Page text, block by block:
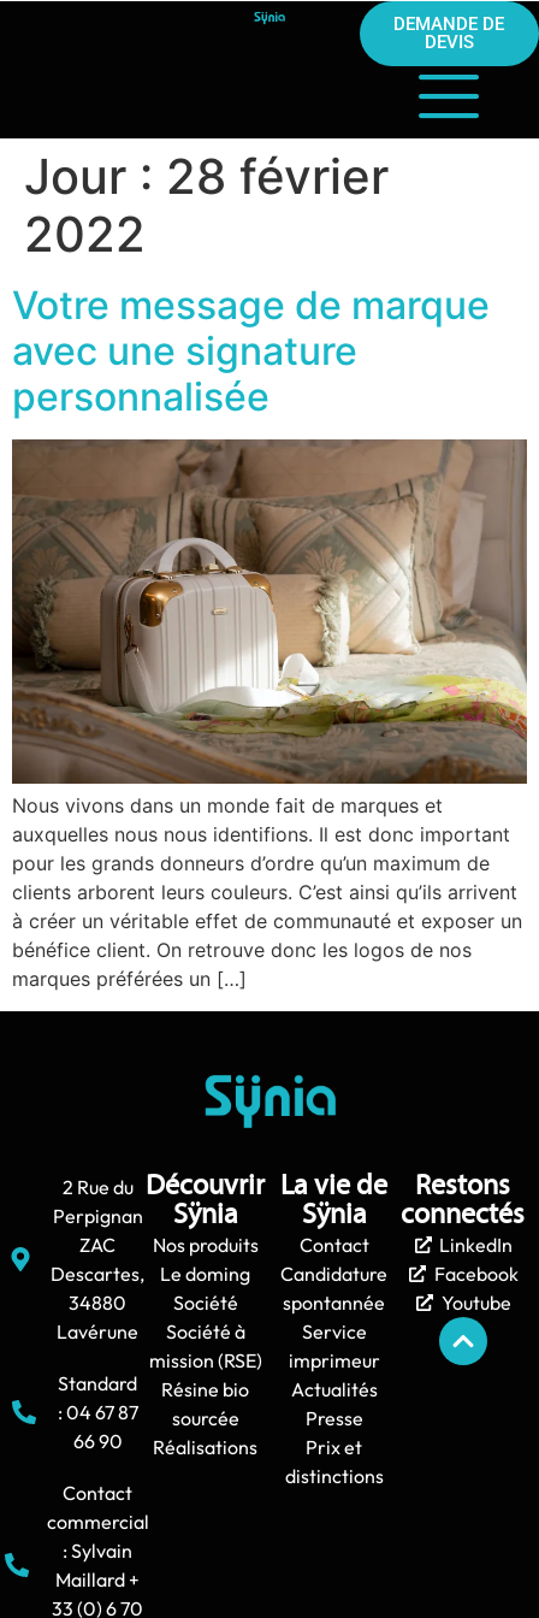
DEMANDE DE
DEVIS
Jour : 28 février
2022
Votre message de marque
avec une signature
personnalisée
Nous vivons dans un monde fait de marques et
auxquelles nous nous identifions. Il est donc important
pour les grands donneurs d’ordre qu’un maximum de
clients arborent leurs couleurs. C’est ainsi qu’ils arrivent
à créer un véritable effet de communauté et exposer un
bénéfice client. On retrouve donc les logos de nos
marques préférées un […]
2 Rue du
Perpignan
ZAC
Descartes,
34880
Lavérune
Standard
: 04 67 87
66 90
Contact
commercial
: Sylvain
Maillard +
33 (0) 6 70
Découvrir
Sÿnia
Nos produits
Le doming
Société
Société à
mission (RSE)
Résine bio
sourcée
Réalisations
La vie de
Sÿnia
Contact
Candidature
spontannée
Service
imprimeur
Actualités
Presse
Prix et
distinctions
Restons
connectés
LinkedIn
Facebook
Youtube